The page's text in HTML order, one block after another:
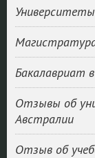
Бакалавриат
Отзывы об
Австралии
Отзыв об